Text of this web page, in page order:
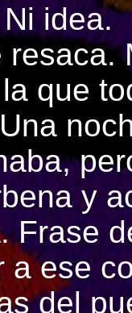
Ni idea.
que
y
Frase
a ese
del